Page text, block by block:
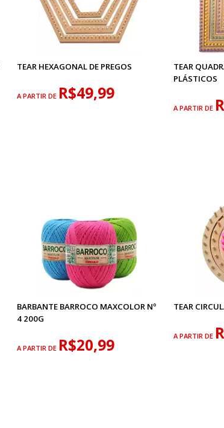
TEAR HEXAGONAL DE PREGOS
A PARTIR DE R$49,99
TEAR
PLÁSTICOS
A PARTIR DE
BARBANTE BARROCO MAXCOLOR Nº
4 200G
A PARTIR DE R$20,99
TEAR
A PARTIR DE